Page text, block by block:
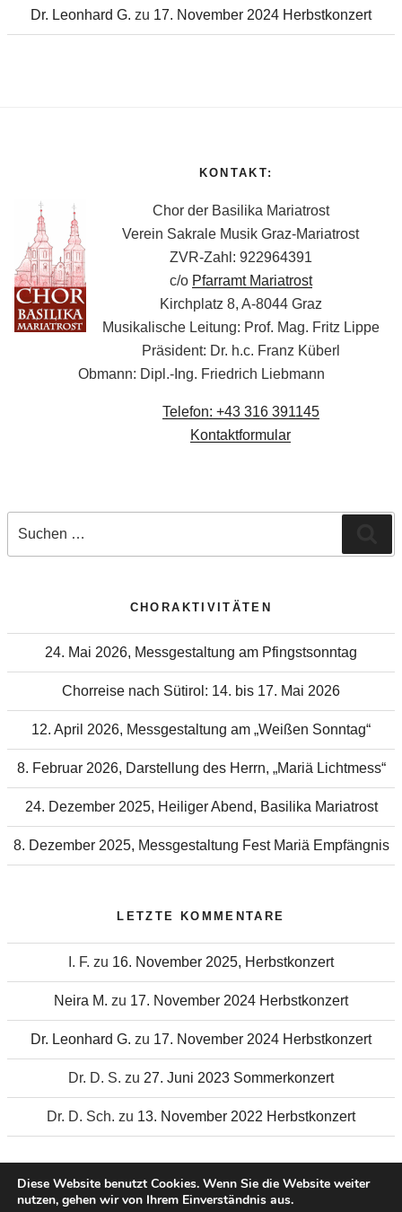
Dr. Leonhard G. zu 17. November 2024 Herbstkonzert
KONTAKT:
Chor der Basilika Mariatrost
Verein Sakrale Musik Graz-Mariatrost
ZVR-Zahl: 922964391
c/o Pfarramt Mariatrost
Kirchplatz 8, A-8044 Graz
Musikalische Leitung: Prof. Mag. Fritz Lippe
Präsident: Dr. h.c. Franz Küberl
Obmann: Dipl.-Ing. Friedrich Liebmann
Telefon: +43 316 391145
Kontaktformular
CHORAKTIVITÄTEN
24. Mai 2026, Messgestaltung am Pfingstsonntag
Chorreise nach Sütirol: 14. bis 17. Mai 2026
12. April 2026, Messgestaltung am „Weißen Sonntag“
8. Februar 2026, Darstellung des Herrn, „Mariä Lichtmess“
24. Dezember 2025, Heiliger Abend, Basilika Mariatrost
8. Dezember 2025, Messgestaltung Fest Mariä Empfängnis
LETZTE KOMMENTARE
I. F. zu 16. November 2025, Herbstkonzert
Neira M. zu 17. November 2024 Herbstkonzert
Dr. Leonhard G. zu 17. November 2024 Herbstkonzert
Dr. D. S. zu 27. Juni 2023 Sommerkonzert
Dr. D. Sch. zu 13. November 2022 Herbstkonzert
Diese Website benutzt Cookies. Wenn Sie die Website weiter
nutzen, gehen wir von Ihrem Einverständnis aus.